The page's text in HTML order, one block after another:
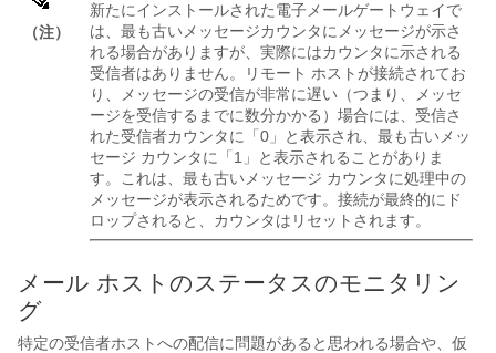
（注）
新たにインストールされた電子メールゲートウェイで
は、最も古いメッセージカウンタにメッセージが示さ
れる場合がありますが、実際にはカウンタに示される
受信者はありません。リモート ホストが接続されてお
り、メッセージの受信が非常に遅い（つまり、メッセ
ージを受信するまでに数分かかる）場合には、受信さ
れた受信者カウンタに「0」と表示され、最も古いメッ
セージ カウンタに「1」と表示されることがありま
す。これは、最も古いメッセージ カウンタに処理中の
メッセージが表示されるためです。接続が最終的にド
ロップされると、カウンタはリセットされます。
メール ホストのステータスのモニタリン
グ
特定の受信者ホストへの配信に問題があると思われる場合や、仮